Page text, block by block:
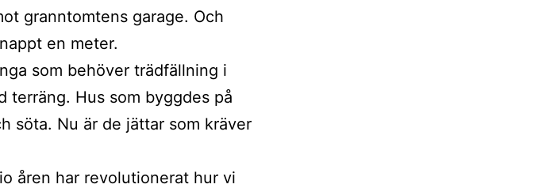
granntomtens garage. Och
en meter.
som behöver trädfällning i
terräng. Hus som byggdes på
söta. Nu är de jättar som kräver
åren har revolutionerat hur vi